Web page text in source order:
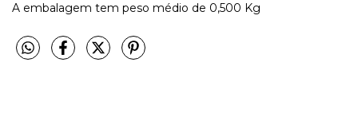
A embalagem tem peso médio de 0,500 Kg